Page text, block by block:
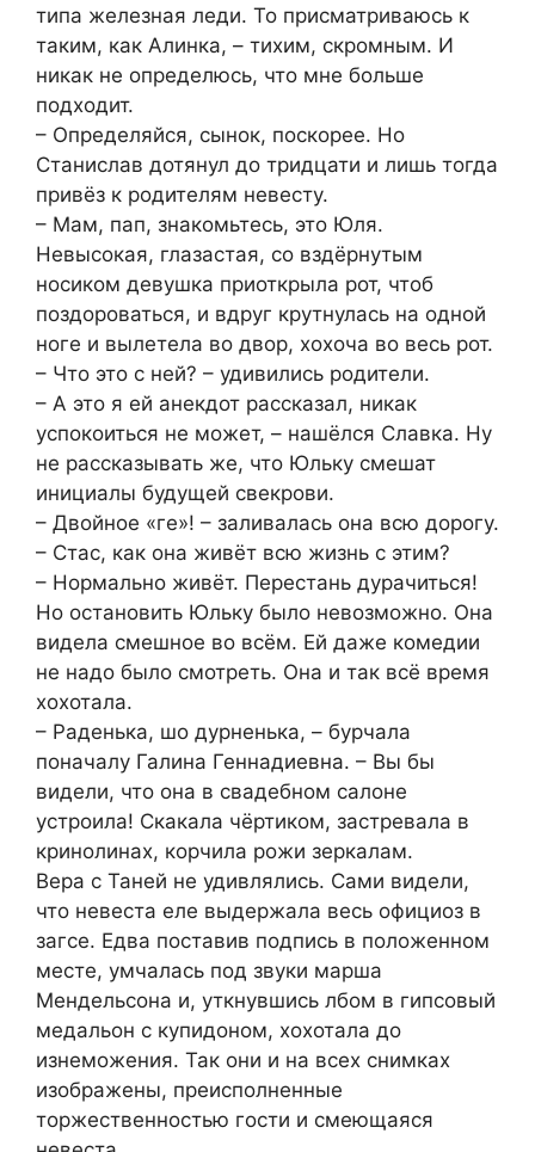
типа железная леди. То присматриваюсь к
таким, как Алинка, – тихим, скромным. И
никак не определюсь, что мне больше
подходит.
– Определяйся, сынок, поскорее. Но
Станислав дотянул до тридцати и лишь тогда
привёз к родителям невесту.
– Мам, пап, знакомьтесь, это Юля.
Невысокая, глазастая, со вздёрнутым
носиком девушка приоткрыла рот, чтоб
поздороваться, и вдруг крутнулась на одной
ноге и вылетела во двор, хохоча во весь рот.
– Что это с ней? – удивились родители.
– А это я ей анекдот рассказал, никак
успокоиться не может, – нашёлся Славка. Ну
не рассказывать же, что Юльку смешат
инициалы будущей свекрови.
– Двойное «ге»! – заливалась она всю дорогу.
– Стас, как она живёт всю жизнь с этим?
– Нормально живёт. Перестань дурачиться!
Но остановить Юльку было невозможно. Она
видела смешное во всём. Ей даже комедии
не надо было смотреть. Она и так всё время
хохотала.
– Раденька, шо дурненька, – бурчала
поначалу Галина Геннадиевна. – Вы бы
видели, что она в свадебном салоне
устроила! Скакала чёртиком, застревала в
кринолинах, корчила рожи зеркалам.
Вера с Таней не удивлялись. Сами видели,
что невеста еле выдержала весь официоз в
загсе. Едва поставив подпись в положенном
месте, умчалась под звуки марша
Мендельсона и, уткнувшись лбом в гипсовый
медальон с купидоном, хохотала до
изнеможения. Так они и на всех снимках
изображены, преисполненные
торжественностью гости и смеющаяся